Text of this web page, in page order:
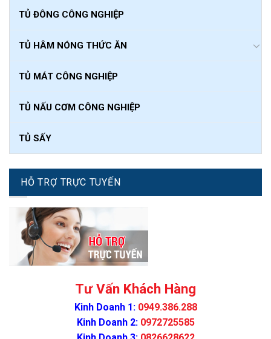
TỦ ĐÔNG CÔNG NGHIỆP
TỦ HÂM NÓNG THỨC ĂN
TỦ MÁT CÔNG NGHIỆP
TỦ NẤU CƠM CÔNG NGHIỆP
TỦ SẤY
HỖ TRỢ TRỰC TUYẾN
Tư Vấn Khách Hàng
Kinh Doanh 1: 0949.386.288
Kinh Doanh 2: 0972725585